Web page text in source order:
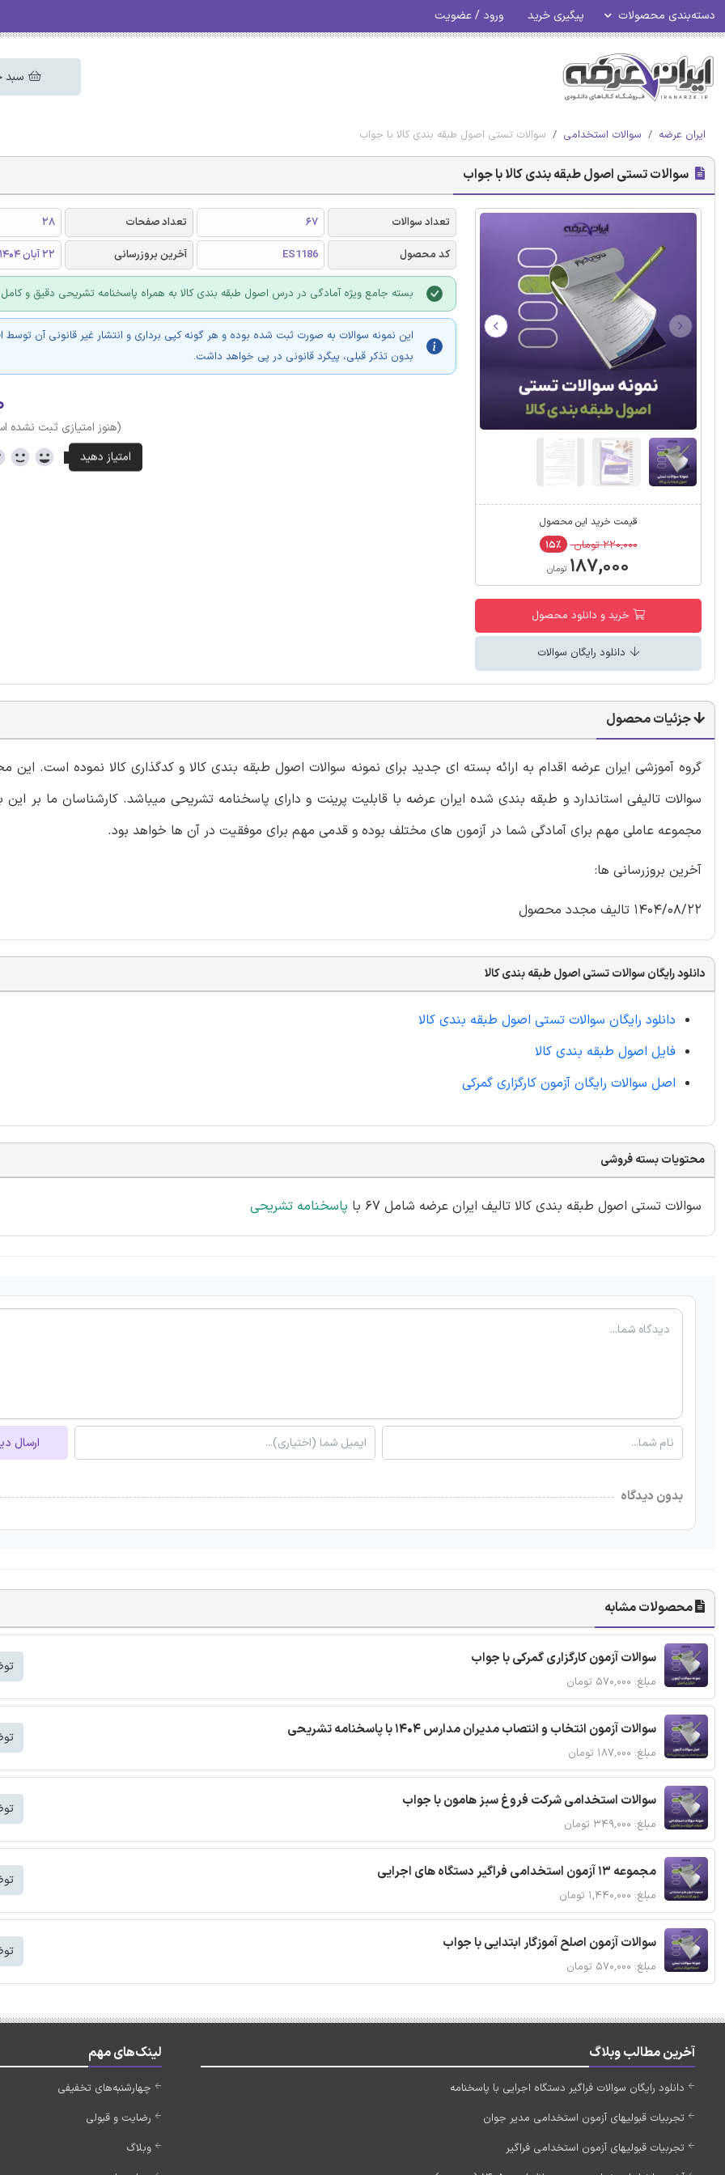
دسته‌بندی محصولات پیگیری خرید ورود / عضویت
سبد
ایران عرضه سوالات استخدامی سوالات تستی اصول طبقه بندی کالا با جواب
سوالات تستی اصول طبقه بندی کالا با جواب
قیمت خرید این محصول
۲۲۰,۰۰۰ تومان ۱۵٪
۱۸۷,۰۰۰ تومان
خرید و دانلود محصول
دانلود رایگان سوالات
تعداد سوالات 67 تعداد صفحات
28
کد محصول
ES1186 آخرین بروزرسانی 22 آبان 1404
بسته جامع ویژه آمادگی در درس اصول طبقه بندی کالا به همراه پاسخنامه تشریحی دقیق و کامل
این نمونه سوالات به صورت ثبت شده بوده و هر گونه کپی برداری و انتشار غیر قانونی آن توسط
بدون تذکر قبلی، پیگرد قانونی در پی خواهد داشت.
(هنوز امتیازی ثبت نشده
جزئیات محصول
گروه آموزشی ایران عرضه اقدام به ارائه بسته ای جدید برای نمونه سوالات اصول طبقه بندی کالا و کدگذاری کالا نموده است.
سوالات تالیفی استاندارد و طبقه بندی شده ایران عرضه با قابلیت پرینت و دارای پاسخنامه تشریحی میباشد. کارشناسان ما بر این
مجموعه عاملی مهم برای آمادگی شما در آزمون های مختلف بوده و قدمی مهم برای موفقیت در آن ها خواهد بود.
آخرین بروزرسانی ها:
1404/08/22 تالیف مجدد محصول
دانلود رایگان سوالات تستی اصول طبقه بندی کالا
دانلود رایگان سوالات تستی اصول طبقه بندی کالا
فایل اصول طبقه بندی کالا
اصل سوالات رایگان آزمون کارگزاری گمرکی
محتویات بسته فروشی
سوالات تستی اصول طبقه بندی کالا تالیف ایران عرضه شامل 67 با پاسخنامه تشریحی
ارسال
بدون دیدگاه
محصولات مشابه
سوالات آزمون کارگزاری گمرکی با جواب
مبلغ: ۵۷۰,۰۰۰ تومان
سوالات آزمون انتخاب و انتصاب مدیران مدارس 1404 با پاسخنامه تشریحی
مبلغ: ۱۸۷,۰۰۰ تومان
سوالات استخدامی شرکت فروغ سبز هامون با جواب
مبلغ: ۳۴۹,۰۰۰ تومان
مجموعه 13 آزمون استخدامی فراگیر دستگاه های اجرایی
مبلغ: ۱,۴۴۰,۰۰۰ تومان
سوالات آزمون اصلح آموزگار ابتدایی با جواب
مبلغ: ۵۷۰,۰۰۰ تومان
آخرین مطالب وبلاگ
دانلود رایگان سوالات فراگیر دستگاه اجرایی با پاسخنامه
تجربیات قبولیهای آزمون استخدامی مدیر جوان
تجربیات قبولیهای آزمون استخدامی فراگیر
لینک‌های مهم
چهارشنبه‌های تخفیفی
رضایت و قبولی
وبلاگ